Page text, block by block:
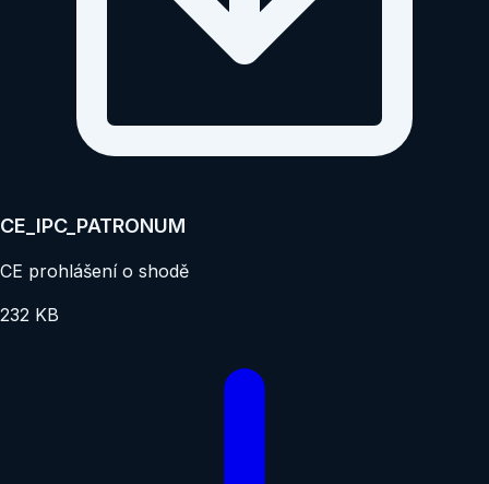
CE_IPC_PATRONUM
CE prohlášení o shodě
232 KB